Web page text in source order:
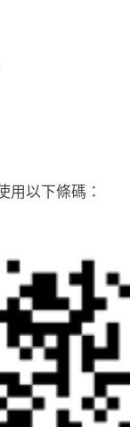
用以下條碼：